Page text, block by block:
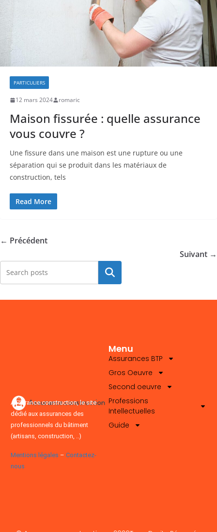
PARTICULIERS
12 mars 2024 romaric
Maison fissurée : quelle assurance
vous couvre ?
Une fissure dans une maison est une rupture ou une
séparation qui se produit dans les matériaux de
construction, tels
Read More
← Précédent
Suivant →
Rechercher
Assurance.construction, le site
dédié aux assurances des
professionnels du bâtiment
(artisans, construction, ..)
Mentions légales –Contactez-
nous
Menu
Assurances BTP
Gros Oeuvre
Second oeuvre
Professions
Intellectuelles
Guide